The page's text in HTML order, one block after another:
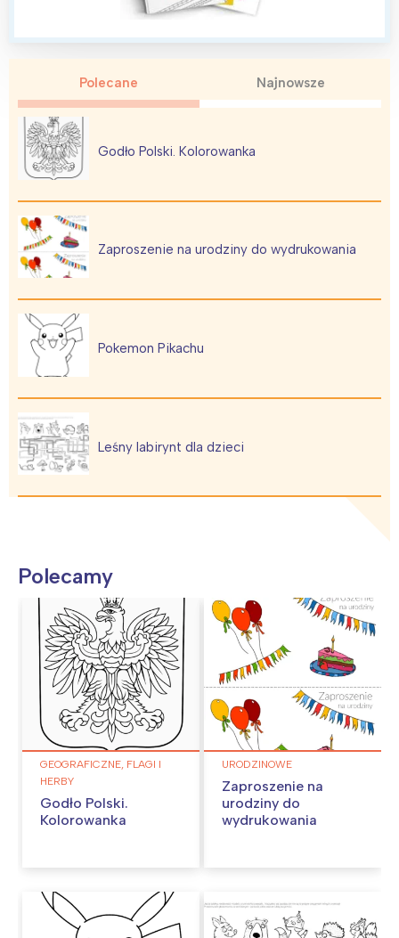
Polecane Najnowsze
Godło Polski. Kolorowanka
Zaproszenie na urodziny do wydrukowania
Pokemon Pikachu
Leśny labirynt dla dzieci
Polecamy
GEOGRAFICZNE, FLAGI I
HERBY
Godło Polski.
Kolorowanka
URODZINOWE
Zaproszenie na
urodziny do
wydrukowania
Interesują mnie wydarzenia z
Warszawa
Łódź
Trójmiasto
Poznań
Kraków
Północ
Wybieram